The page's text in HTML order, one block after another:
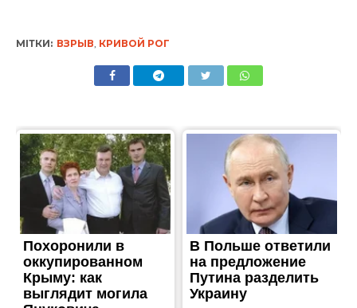
МІТКИ: ВЗРЫВ КРИВОЙ РОГ